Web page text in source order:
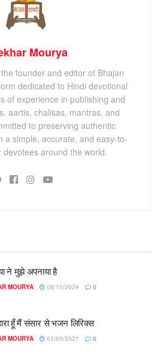
Mourya
founder and editor of Bhajan
dedicated to Hindi devotional
of experience in publishing and
aartis, chalisas, mantras, and
to preserving authentic
a simple, accurate, and easy-to-
devotees around the world.
ने मुझे अपनाया है
MOURYA 09/10/2024 0
हूँ मैं संसार से भजन लिरिक्स
MOURYA 03/05/2021 0